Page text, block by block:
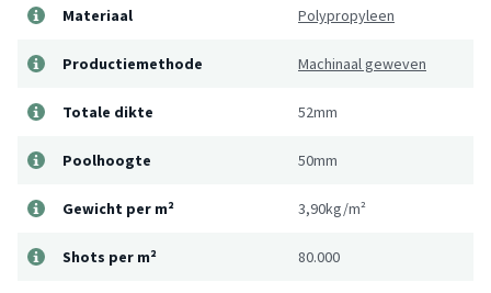
Materiaal Polypropyleen
Productiemethode Machinaal geweven
Totale dikte 52mm
Poolhoogte 50mm
Gewicht per m² 3,90kg/m²
Shots per m² 80.000